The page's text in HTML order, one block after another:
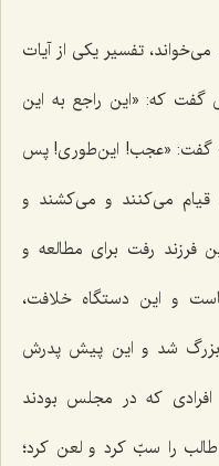
تفسیر یکی از آیات
گفت که: «این راجع به این
گفت: «عجب! این‌طوری! پس
قیام می‌کنند و می‌کشند و
فرزند رفت برای مطالعه و
و این دستگاه خلافت،
بزرگ شد و این پیش پدرش
که در مجلس بودند
را سبّ کرد و لعن کرد؛